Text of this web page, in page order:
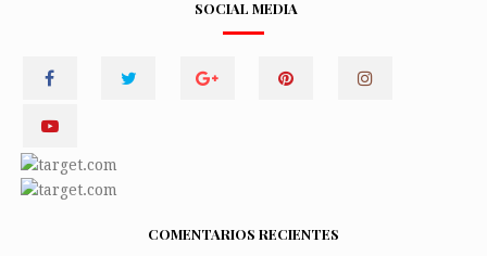
SOCIAL MEDIA
COMENTARIOS RECIENTES